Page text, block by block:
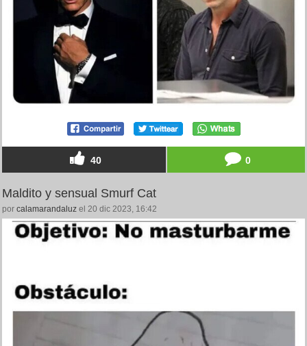
40 0
Maldito y sensual Smurf Cat
por calamarandaluz el 20 dic 2023, 16:42